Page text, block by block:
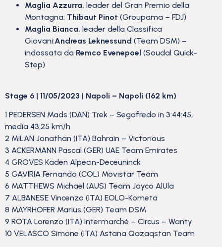
Maglia Azzurra, leader del Gran Premio della
Montagna: Thibaut Pinot (Groupama – FDJ)
Maglia Bianca, leader della Classifica
Giovani:Andreas Leknessund (Team DSM) –
indossata da Remco Evenepoel (Soudal Quick-
Step)
Stage 6 | 11/05/2023 | Napoli – Napoli (162 km)
1 PEDERSEN Mads (DAN) Trek – Segafredo in 3:44:45,
media 43,25 km/h
2 MILAN Jonathan (ITA) Bahrain – Victorious
3 ACKERMANN Pascal (GER) UAE Team Emirates
4 GROVES Kaden Alpecin-Deceuninck
5 GAVIRIA Fernando (COL) Movistar Team
6 MATTHEWS Michael (AUS) Team Jayco AlUla
7 ALBANESE Vincenzo (ITA) EOLO-Kometa
8 MAYRHOFER Marius (GER) Team DSM
9 ROTA Lorenzo (ITA) Intermarché – Circus – Wanty
10 VELASCO Simone (ITA) Astana Qazaqstan Team